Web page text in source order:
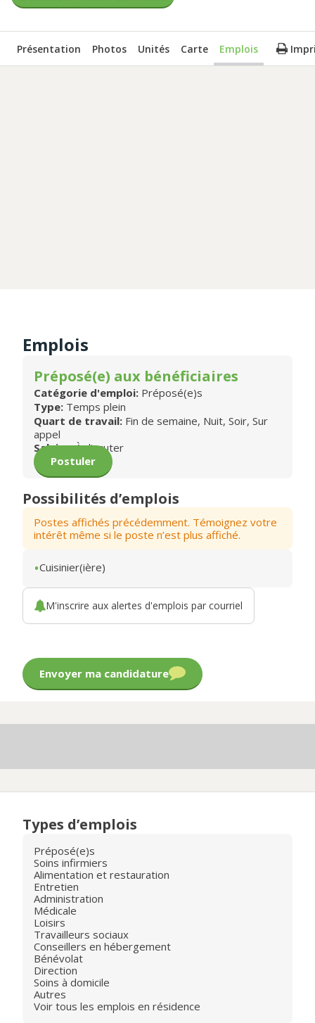
Présentation Photos Unités Carte Emplois
Emplois
Préposé(e) aux bénéficiaires
Catégorie d'emploi: Préposé(e)s
Type: Temps plein
Quart de travail: Fin de semaine, Nuit, Soir, Sur
appel
Salaire:À discuter
Postuler
Possibilités d’emplois
Postes affichés précédemment. Témoignez votre
intérêt même si le poste n’est plus affiché.
Cuisinier(ière)
M'inscrire aux alertes d'emplois par courriel
Envoyer ma candidature
Types d’emplois
Préposé(e)s
Soins infirmiers
Alimentation et restauration
Entretien
Administration
Médicale
Loisirs
Travailleurs sociaux
Conseillers en hébergement
Bénévolat
Direction
Soins à domicile
Autres
Voir tous les emplois en résidence